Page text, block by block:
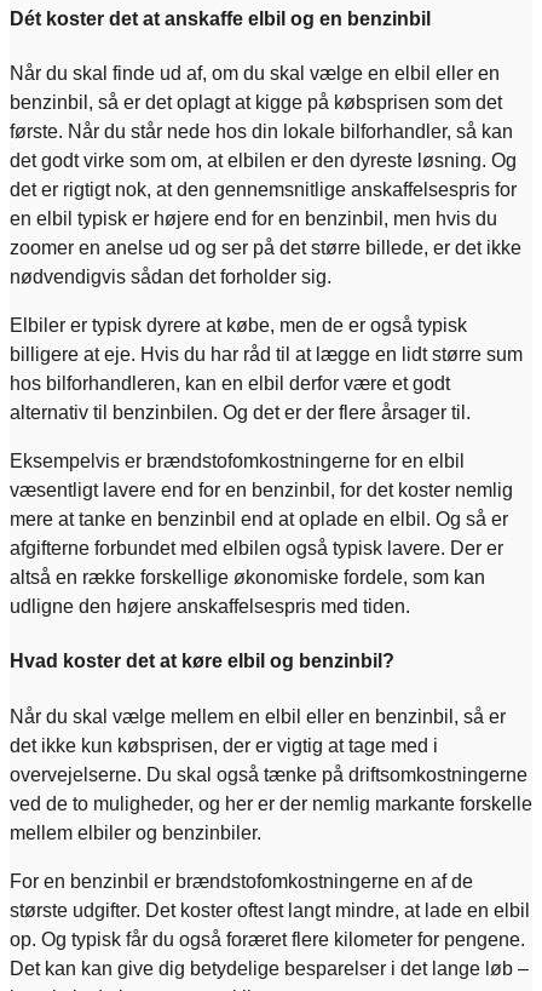
Dét koster det at anskaffe elbil og en benzinbil
Når du skal finde ud af, om du skal vælge en elbil eller en
benzinbil, så er det oplagt at kigge på købsprisen som det
første. Når du står nede hos din lokale bilforhandler, så kan
det godt virke som om, at elbilen er den dyreste løsning. Og
det er rigtigt nok, at den gennemsnitlige anskaffelsespris for
en elbil typisk er højere end for en benzinbil, men hvis du
zoomer en anelse ud og ser på det større billede, er det ikke
nødvendigvis sådan det forholder sig.
Elbiler er typisk dyrere at købe, men de er også typisk
billigere at eje. Hvis du har råd til at lægge en lidt større sum
hos bilforhandleren, kan en elbil derfor være et godt
alternativ til benzinbilen. Og det er der flere årsager til.
Eksempelvis er brændstofomkostningerne for en elbil
væsentligt lavere end for en benzinbil, for det koster nemlig
mere at tanke en benzinbil end at oplade en elbil. Og så er
afgifterne forbundet med elbilen også typisk lavere. Der er
altså en række forskellige økonomiske fordele, som kan
udligne den højere anskaffelsespris med tiden.
Hvad koster det at køre elbil og benzinbil?
Når du skal vælge mellem en elbil eller en benzinbil, så er
det ikke kun købsprisen, der er vigtig at tage med i
overvejelserne. Du skal også tænke på driftsomkostningerne
ved de to muligheder, og her er der nemlig markante forskelle
mellem elbiler og benzinbiler.
For en benzinbil er brændstofomkostningerne en af de
største udgifter. Det koster oftest langt mindre, at lade en elbil
op. Og typisk får du også foræret flere kilometer for pengene.
Det kan kan give dig betydelige besparelser i det lange løb –